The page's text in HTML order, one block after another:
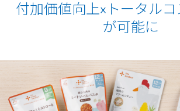
付加価値向上×トータル
が可能に